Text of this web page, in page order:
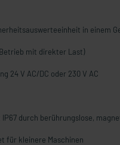
in einem
mit direkter Last)
24 V AC/DC oder 230 V AC
durch berührungslose,
für kleinere Maschinen